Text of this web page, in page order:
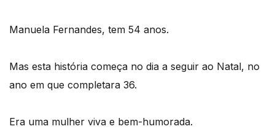
Manuela Fernandes, tem 54 anos.
Mas esta história começa no dia a seguir ao Natal, no
ano em que completara 36.
Era uma mulher viva e bem-humorada.